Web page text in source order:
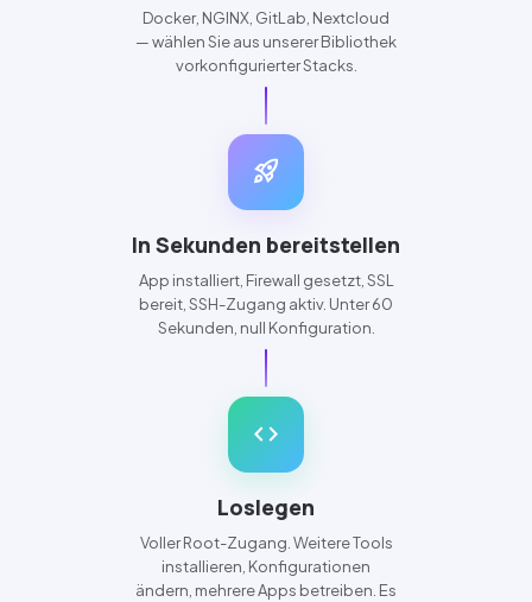
Docker, NGINX GitLab Nextcloud
— wählen Sie aus unserer Bibliothek
vorkonfigurierter Stacks.
rocket_launch
In Sekunden bereitstellen
App installiert, Firewall gesetzt, SSL
bereit, SSH-Zugang aktiv. Unter 60
Sekunden, null Konfiguration.
code
Loslegen
Voller Root-Zugang. Weitere Tools
installieren, Konfigurationen
ändern, mehrere Apps betreiben. Es